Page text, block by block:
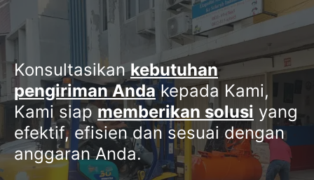
Konsultasikankebutuhan
pengiriman Andakepada Kami,
Kami siapmemberikan solusi yang
efektif, efisien dan sesuai dengan
anggaran Anda.